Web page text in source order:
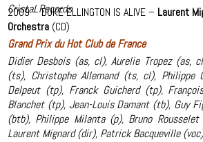
Cristal Records
2009 – DUKE ELLINGTON IS ALIVE – Laurent
Orchestra (CD)
Grand Prix du Hot Club de France
Didier Desbois (as, cl), Aurelie Tropez (as,
(ts), Christophe Allemand (ts, cl), Philippe
Delpeut (tp), Franck Guicherd (tp),
Blanchet (tp), Jean-Louis Damant (tb), Guy
(btb), Philippe Milanta (p), Bruno
Laurent Mignard (dir), Patrick Bacqueville (voc)